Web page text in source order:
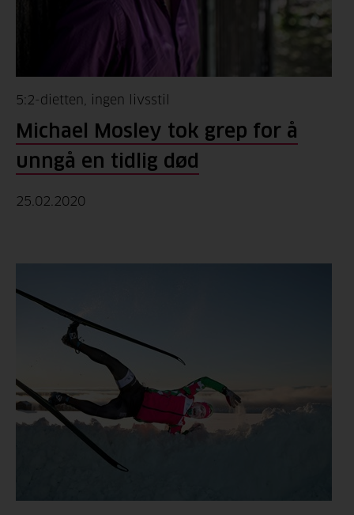
5:2-dietten, ingen livsstil
Michael Mosley tok grep for å
unngå en tidlig død
25.02.2020